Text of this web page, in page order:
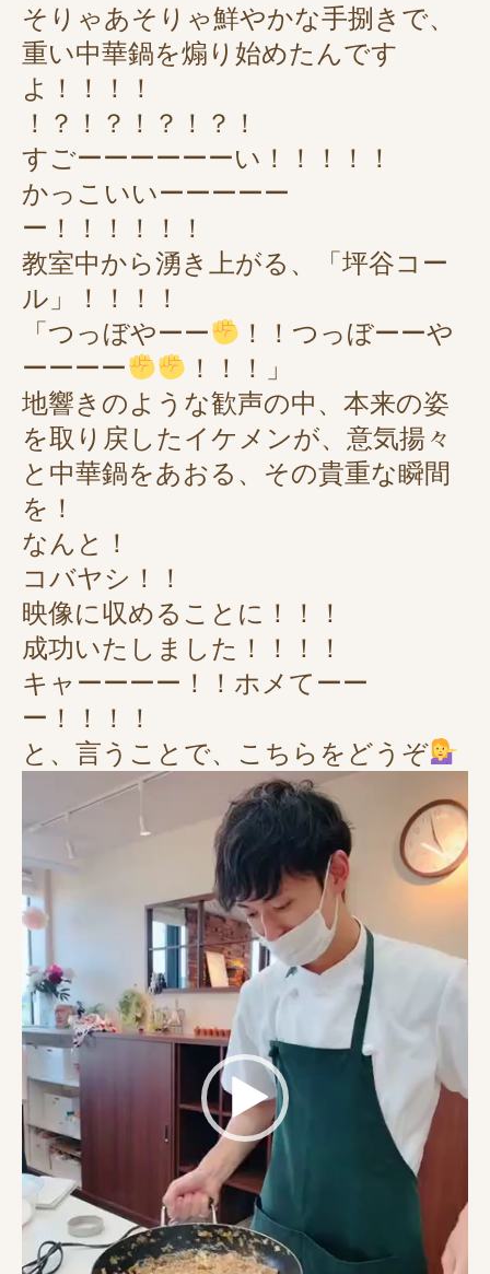
そりゃあそりゃ鮮やかな手捌きで、
重い中華鍋を煽り始めたんです
よ！！！！
！？！？！？！？！
すごーーーーーーい！！！！！
かっこいいーーーーー
ー！！！！！！
教室中から湧き上がる、「坪谷コー
ル」！！！！
「つっぼやーー
！！つっぼーーや
ーーーー
！！！」
地響きのような歓声の中、本来の姿
を取り戻したイケメンが、意気揚々
と中華鍋をあおる、その貴重な瞬間
を！
なんと！
コバヤシ！！
映像に収めることに！！！
成功いたしました！！！！
キャーーーー！！ホメてーー
ー！！！！
と、言うことで、こちらをどうぞ
画
レ
ー
ヤ
ー